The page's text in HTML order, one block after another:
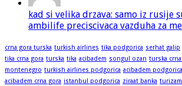
kad si velika drzava: samo iz rusije
ambilife preciscivaca vazduha za
crna gora turska turkish airlines tika podgorica serhat galip
tika crna gora turska tika acibadem songul ozan turska
montenegro turkish airlines podgorica acibadem podgorica
acibadem crna gora istanbul podgorica ziraat banka